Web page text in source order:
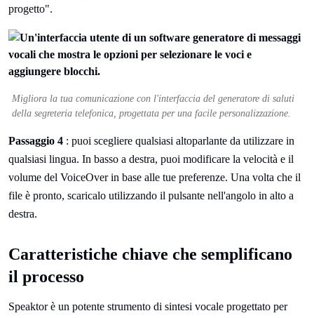
progetto".
Migliora la tua comunicazione con l'interfaccia del generatore di saluti
della segreteria telefonica, progettata per una facile personalizzazione.
Passaggio 4 : puoi scegliere qualsiasi altoparlante da utilizzare in
qualsiasi lingua. In basso a destra, puoi modificare la velocità e il
volume del VoiceOver in base alle tue preferenze. Una volta che il
file è pronto, scaricalo utilizzando il pulsante nell'angolo in alto a
destra.
Caratteristiche chiave che semplificano
il processo
Speaktor è un potente strumento di sintesi vocale progettato per